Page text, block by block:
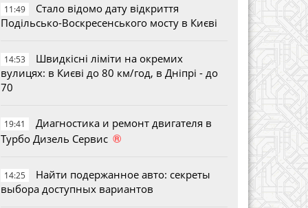
11:49
Стало відомо дату відкриття
Подільсько-Воскресенського мосту в Києві
14:53
Швидкісні ліміти на окремих
вулицях: в Києві до 80 км/год, в Дніпрі - до
70
19:41
Диагностика и ремонт двигателя в
Турбо Дизель Сервис ®
14:25
Найти подержанное авто: секреты
выбора доступных вариантов